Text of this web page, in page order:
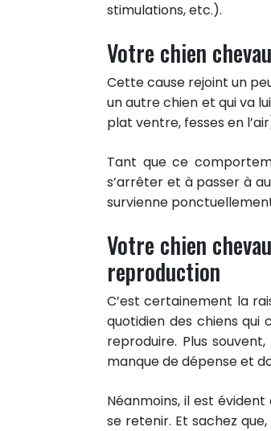
stimulations, etc.).
Votre chien
Cette cause rejoint un
un autre chien et qui va
plat ventre, fesses en
Tant que ce
s’arrêter et à passer à
survienne
Votre chien
reproduction
C’est certainement la
quotidien des chiens qui
reproduire. Plus
manque de dépense et
Néanmoins, il est
se retenir. Et sachez